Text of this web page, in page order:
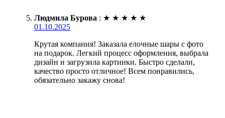
Людмила Бурова : ★ ★ ★ ★ ★
01.10.2025
Крутая компания! Заказала елочные шары с фото
на подарок. Легкий процесс оформления, выбрала
дизайн и загрузила картинки. Быстро сделали,
качество просто отличное! Всем понравились,
обязательно закажу снова!